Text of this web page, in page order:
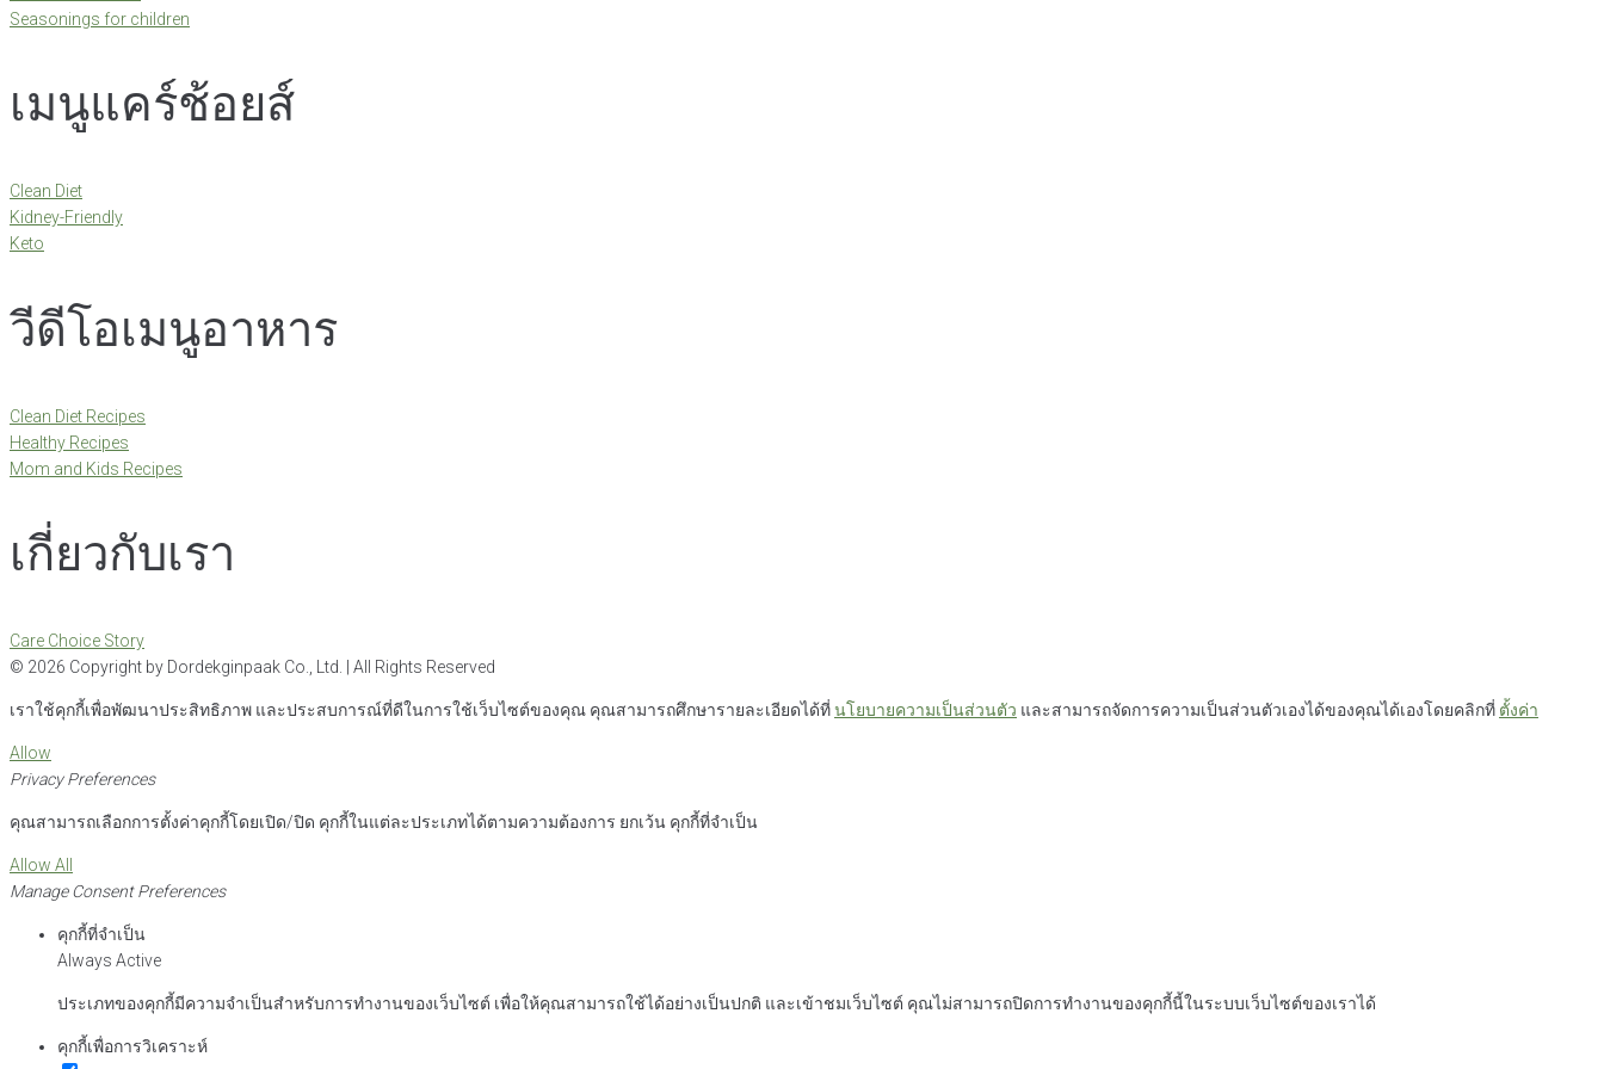
Seasonings for children
เมนูแคร์ช้อยส์
Clean Diet
Kidney-Friendly
Keto
วีดีโอเมนูอาหาร
Clean Diet Recipes
Healthy Recipes
Mom and Kids Recipes
เกี่ยวกับเรา
Care Choice Story
© 2026 Copyright by Dordekginpaak Co., Ltd. | All Rights Reserved
เราใช้คุกกี้เพื่อพัฒนาประสิทธิภาพ และประสบการณ์ที่ดีในการใช้เว็บไซต์ของคุณ คุณสามารถศึกษารายละเอียดได้ที่นโยบายความเป็นส่วนตัว และสามารถจัดการความเป็นส่วนตัวเองได้ของคุณได้เองโดยคลิกที่ ตั้งค่า
Allow
Privacy Preferences
คุณสามารถเลือกการตั้งค่าคุกกี้โดยเปิด/ปิด คุกกี้ในแต่ละประเภทได้ตามความต้องการ ยกเว้น คุกกี้ที่จำเป็น
Allow All
Manage Consent Preferences
คุกกี้ที่จำเป็น
Always Active
ประเภทของคุกกี้มีความจำเป็นสำหรับการทำงานของเว็บไซต์ เพื่อให้คุณสามารถใช้ได้อย่างเป็นปกติ และเข้าชมเว็บไซต์ คุณไม่สามารถปิดการทำงานของคุกกี้นี้ในระบบเว็บไซต์ของเราได้
คุกกี้เพื่อการวิเคราะห์